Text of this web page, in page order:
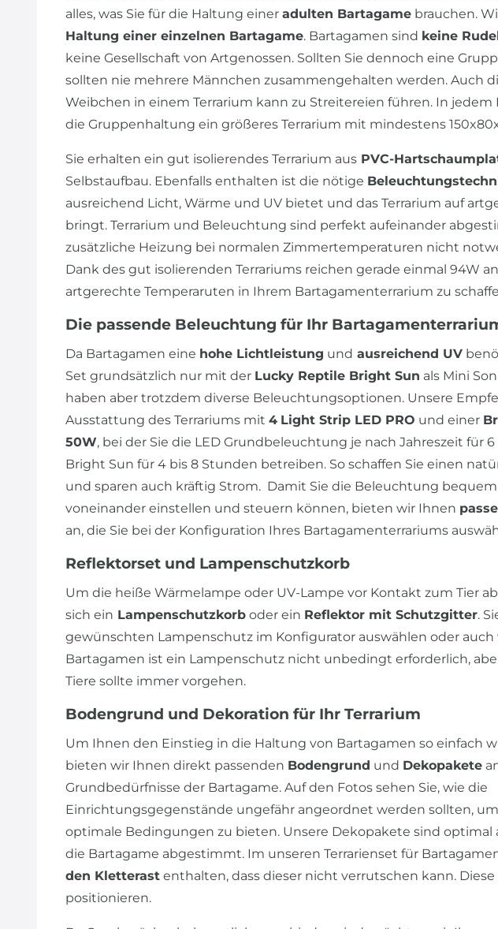
alles, was Sie für die Haltung einer adulten Bartagame brauchen.
Haltung einer einzelnen Bartagame. Bartagamen sind keine
keine Gesellschaft von Artgenossen. Sollten Sie dennoch eine
sollten nie mehrere Männchen zusammengehalten werden. Auch
Weibchen in einem Terrarium kann zu Streitereien führen. In jedem
die Gruppenhaltung ein größeres Terrarium mit mindestens
Sie erhalten ein gut isolierendes Terrarium aus PVC-
Selbstaufbau. Ebenfalls enthalten ist die nötige
ausreichend Licht, Wärme und UV bietet und das Terrarium auf
bringt. Terrarium und Beleuchtung sind perfekt aufeinander
zusätzliche Heizung bei normalen Zimmertemperaturen nicht
Dank des gut isolierenden Terrariums reichen gerade einmal 94W
artgerechte Temperaruten in Ihrem Bartagamenterrarium zu
Die passende Beleuchtung für Ihr
Da Bartagamen eine hohe Lichtleistung und ausreichend UV
Set grundsätzlich nur mit der Lucky Reptile Bright Sun als Mini
haben aber trotzdem diverse Beleuchtungsoptionen. Unsere
Ausstattung des Terrariums mit 4 Light Strip LED PRO und einer
50W, bei der Sie die LED Grundbeleuchtung je nach Jahreszeit für
Bright Sun für 4 bis 8 Stunden betreiben. So schaffen Sie einen
und sparen auch kräftig Strom. Damit Sie die Beleuchtung
voneinander einstellen und steuern können, bieten wir Ihnen
an, die Sie bei der Konfiguration Ihres Bartagamenterrariums
Reflektorset und Lampenschutzkorb
Um die heiße Wärmelampe oder UV-Lampe vor Kontakt zum Tier
sich ein Lampenschutzkorb oder ein Reflektor mit Schutzgitter.
gewünschten Lampenschutz im Konfigurator auswählen oder auch
Bartagamen ist ein Lampenschutz nicht unbedingt erforderlich,
Tiere sollte immer vorgehen.
Bodengrund und Dekoration für Ihr Terrarium
Um Ihnen den Einstieg in die Haltung von Bartagamen so einfach
bieten wir Ihnen direkt passenden Bodengrund und Dekopakete
Grundbedürfnisse der Bartagame. Auf den Fotos sehen Sie, wie die
Einrichtungsgegenstände ungefähr angeordnet werden sollten,
optimale Bedingungen zu bieten. Unsere Dekopakete sind optimal
die Bartagame abgestimmt. Im unseren Terrarienset für
den Kletterast enthalten, dass dieser nicht verrutschen kann. Diese
positionieren.